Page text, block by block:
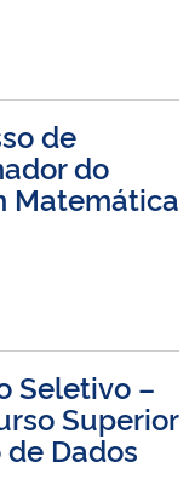
de
do
Matemática
Seletivo –
Superior
Dados